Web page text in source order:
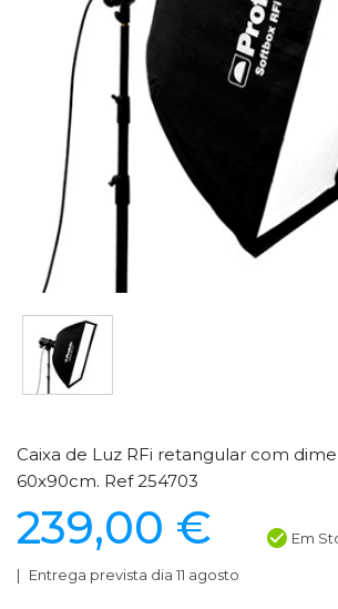
Caixa de Luz RFi retangular com
60x90cm. Ref 254703
239,00 € Em
Entrega prevista dia 11 agosto